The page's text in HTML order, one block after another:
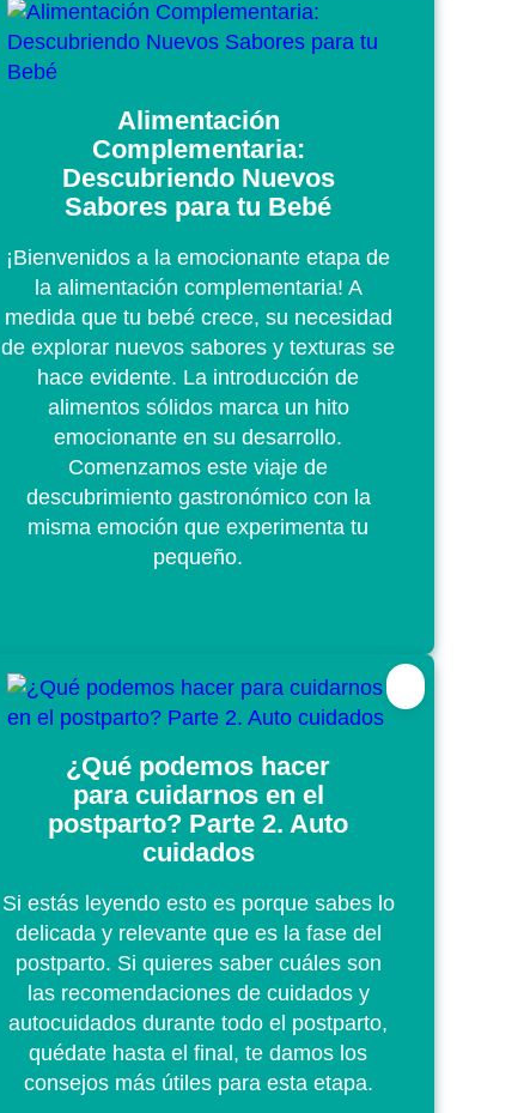
Alimentación
Complementaria:
Descubriendo Nuevos
Sabores para tu Bebé
¡Bienvenidos a la emocionante etapa de
la alimentación complementaria! A
medida que tu bebé crece, su necesidad
de explorar nuevos sabores y texturas se
hace evidente. La introducción de
alimentos sólidos marca un hito
emocionante en su desarrollo.
Comenzamos este viaje de
descubrimiento gastronómico con la
misma emoción que experimenta tu
pequeño.
¿Qué podemos hacer
para cuidarnos en el
postparto? Parte 2. Auto
cuidados
Si estás leyendo esto es porque sabes lo
delicada y relevante que es la fase del
postparto. Si quieres saber cuáles son
las recomendaciones de cuidados y
autocuidados durante todo el postparto,
quédate hasta el final, te damos los
consejos más útiles para esta etapa.